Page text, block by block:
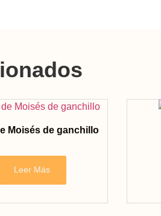
Moisés de ganchillo
Leer Más